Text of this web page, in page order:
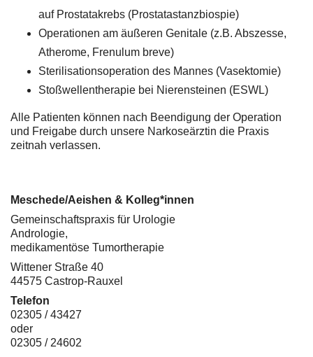
auf Prostatakrebs (Prostatastanzbiospie)
Operationen am äußeren Genitale (z.B. Abszesse,
Atherome, Frenulum breve)
Sterilisationsoperation des Mannes (Vasektomie)
Stoßwellentherapie bei Nierensteinen (ESWL)
Alle Patienten können nach Beendigung der Operation
und Freigabe durch unsere Narkoseärztin die Praxis
zeitnah verlassen.
Meschede/Aeishen & Kolleg*innen
Gemeinschaftspraxis für Urologie
Andrologie,
medikamentöse Tumortherapie
Wittener Straße 40
44575 Castrop-Rauxel
Telefon
02305 / 43427
oder
02305 / 24602